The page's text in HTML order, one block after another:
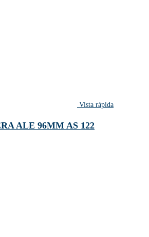
Vista rápida
ALE 96MM AS 122